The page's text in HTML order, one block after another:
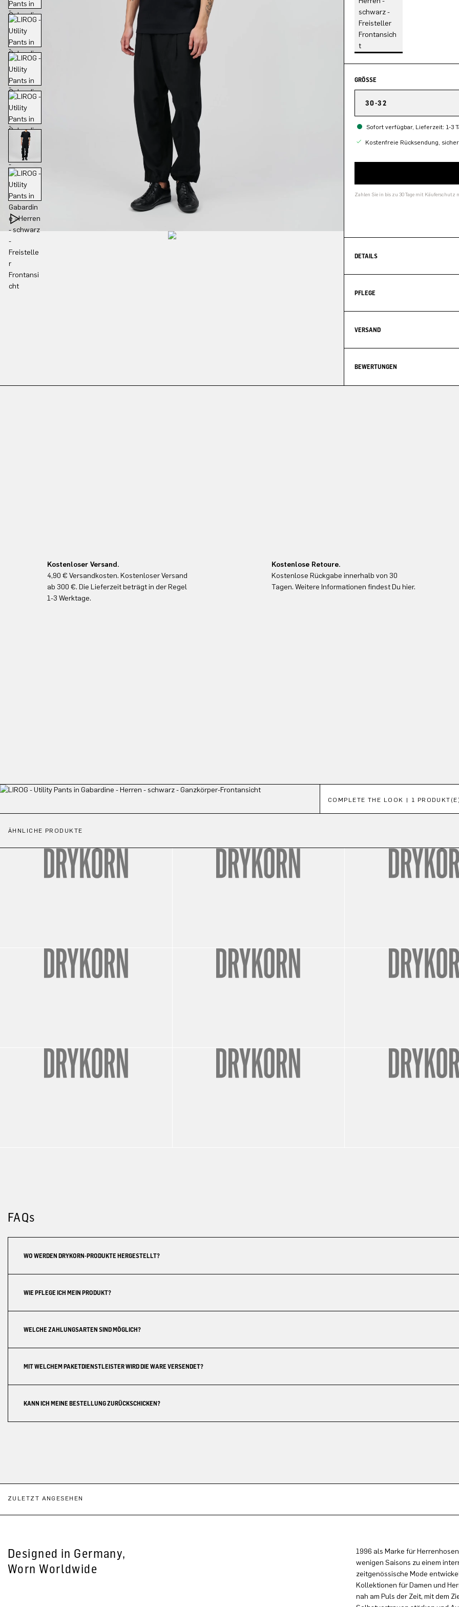
GRÖSSE
30-32
Sofort verfügbar, Lieferzeit: 1-3
Kostenfreie Rücksendung,
Zahlen Sie in bis zu 30 Tage mit Käuferschutz
DETAILS
PFLEGE
VERSAND
BEWERTUNGEN
Kostenloser Versand.
4,90 € Versandkosten. Kostenloser Versand
ab 300 €. Die Lieferzeit beträgt in der Regel
1-3 Werktage.
Kostenlose Retoure.
Kostenlose Rückgabe innerhalb von 30
Tagen. Weitere Informationen findest Du hier.
COMPLETE THE LOOK | 1
ÄHNLICHE PRODUKTE
FAQs
WO WERDEN DRYKORN-PRODUKTE HERGESTELLT?
WIE PFLEGE ICH MEIN PRODUKT?
WELCHE ZAHLUNGSARTEN SIND MÖGLICH?
MIT WELCHEM PAKETDIENSTLEISTER WIRD DIE WARE VERSENDET?
KANN ICH MEINE BESTELLUNG ZURÜCKSCHICKEN?
ZULETZT ANGESEHEN
Designed in Germany,
Worn Worldwide
1996 als Marke für
wenigen Saisons zu einem
zeitgenössische Mode
Kollektionen für Damen und
nah am Puls der Zeit, mit dem